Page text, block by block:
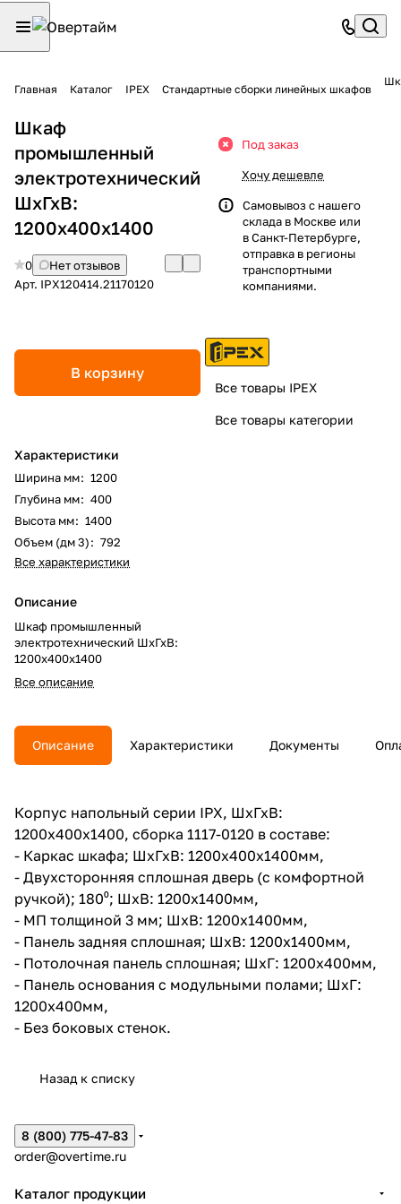
Главная Каталог IPEX Стандартные сборки линейных шкафов
Шкаф
промышленный
электротехнический
ШхГхВ:
1200х400х1400
0
Нет отзывов
Арт. IPX120414.21170120
В корзину
Характеристики
Ширина мм: 1200
Глубина мм: 400
Высота мм: 1400
Объем (дм 3): 792
Все характеристики
Описание
Шкаф промышленный
электротехнический ШхГхВ:
1200х400х1400
Все описание
Под заказ
Хочу дешевле
Самовывоз с нашего
склада в Москве или
в Санкт-Петербурге,
отправка в регионы
транспортными
компаниями.
Все товары IPEX
Все товары категории
Описание Характеристики Документы
Корпус напольный серии IPX, ШхГхВ:
1200х400х1400, сборка 1117-0120 в составе:
- Каркас шкафа; ШхГхВ: 1200x400х1400мм,
- Двухсторонняя сплошная дверь (с комфортной
ручкой); 180⁰; ШхВ: 1200х1400мм,
- МП толщиной 3 мм; ШхВ: 1200х1400мм,
- Панель задняя сплошная; ШхВ: 1200х1400мм,
- Потолочная панель сплошная; ШхГ: 1200х400мм,
- Панель основания с модульными полами; ШхГ:
1200х400мм,
- Без боковых стенок.
Назад к списку
8 (800) 775-47-83
order@overtime.ru
Каталог продукции